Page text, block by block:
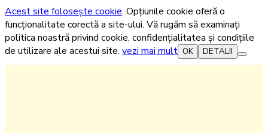
Acest site folosește cookie. Opțiunile cookie oferă o
funcționalitate corectă a site-ului. Vă rugăm să examinați
politica noastră privind cookie, confidențialitatea și condițiile
de utilizare ale acestui site. vezi mai mult OK DETALII